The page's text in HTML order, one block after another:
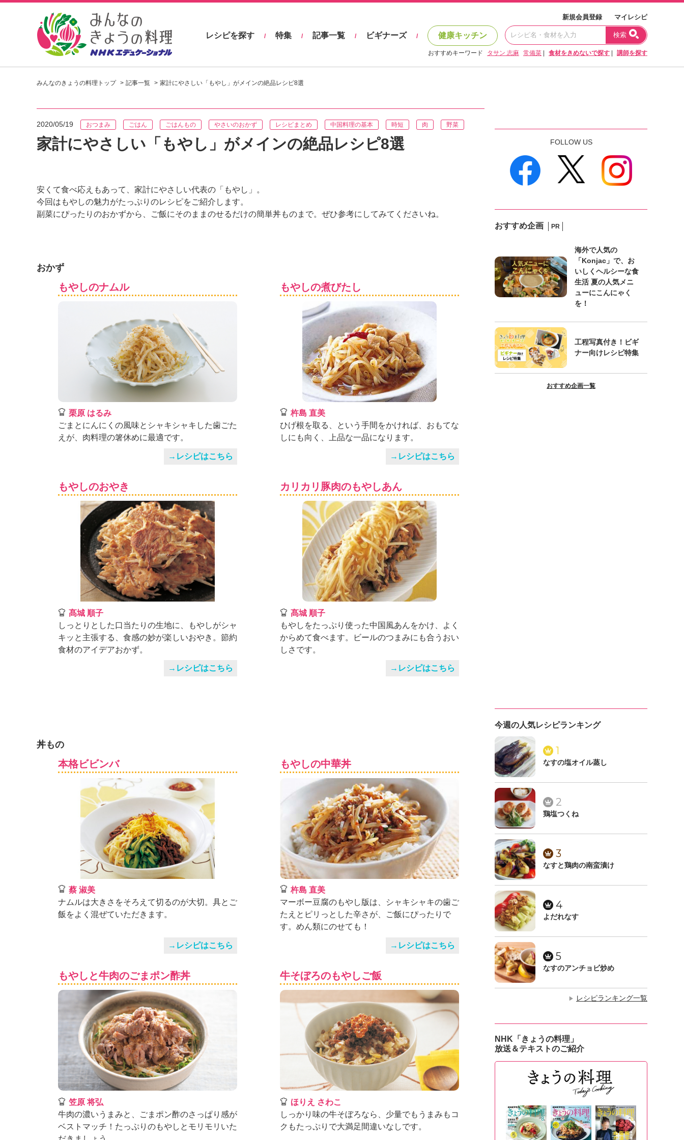
し
ピ
を
見
う
。
N
シ
ナ
ル
み
ん
な
の
ょ
の
料
」
新規会員登録 マイレシピ
レシピを探す / 特集 / 記事一覧 / ビギナーズ / 健康キッチン 検索
おすすめキーワード タサン 志麻 常備菜 食材をきめないで探す 講師を探す
みんなのきょうの料理トップ 記事一覧 家計にやさしい「もやし」がメインの絶品レシピ8選
2020/05/19 おつまみ ごはん ごはんもの やさいのおかず レシピまとめ 中国料理の基本 時短 肉 野菜
家計にやさしい「もやし」がメインの絶品レシピ8選
安くて食べ応えもあって、家計にやさしい代表の「もやし」。
今回はもやしの魅力がたっぷりのレシピをご紹介します。
副菜にぴったりのおかずから、ご飯にそのままのせるだけの簡単丼ものまで。ぜひ参考にしてみてくださいね。
おかず
もやしのナムル
栗原 はるみ
ごまとにんにくの風味とシャキシャキした歯ごた
えが、肉料理の箸休めに最適です。
→レシピはこちら
もやしの煮びたし
杵島 直美
ひげ根を取る、という手間をかければ、おもてな
しにも向く、上品な一品になります。
→レシピはこちら
もやしのおやき
髙城 順子
しっとりとした口当たりの生地に、もやしがシャ
キッと主張する、食感の妙が楽しいおやき。節約
食材のアイデアおかず。
→レシピはこちら
カリカリ豚肉のもやしあん
髙城 順子
もやしをたっぷり使った中国風あんをかけ、よく
からめて食べます。ビールのつまみにも合うおい
しさです。
→レシピはこちら
丼もの
本格ビビンバ
蔡 淑美
ナムルは大きさをそろえて切るのが大切。具とご
飯をよく混ぜていただきます。
→レシピはこちら
もやしの中華丼
杵島 直美
マーボー豆腐のもやし版は、シャキシャキの歯ご
たえとピリっとした辛さが、ご飯にぴったりで
す。めん類にのせても！
→レシピはこちら
もやしと牛肉のごまポン酢丼
笠原 将弘
牛肉の濃いうまみと、ごまポン酢のさっぱり感が
ベストマッチ！たっぷりのもやしとモリモリいた
牛そぼろのもやしご飯
ほりえ さわこ
しっかり味の牛そぼろなら、少量でもうまみもコ
クもたっぷりで大満足間違いなしです。
FOLLOW US
おすすめ企画 PR
海外で人気の
「Konjac」で、お
いしくヘルシーな食
生活 夏の人気メニ
ューにこんにゃく
を！
工程写真付き！ビギ
ナー向けレシピ特集
おすすめ企画一覧
今週の人気レシピランキング
1
なすの塩オイル蒸し
2
鶏塩つくね
3
なすと鶏肉の南蛮漬け
4
よだれなす
5
なすのアンチョビ炒め
▶ レシピランキング一覧
NHK「きょうの料理」
放送＆テキストのご紹介